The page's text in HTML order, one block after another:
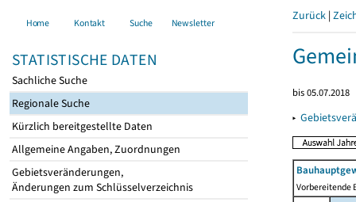
Home Kontakt Suche Newsletter
STATISTISCHE DATEN
Sachliche Suche
Regionale Suche
Kürzlich bereitgestellte Daten
Allgemeine Angaben, Zuordnungen
Gebietsveränderungen,
Änderungen zum Schlüsselverzeichnis
Zurück |
bis 05.07.2018
▸
Vorbereitende